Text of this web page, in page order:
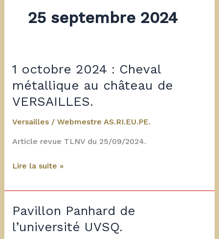
25 septembre 2024
1 octobre 2024 : Cheval
métallique au château de
VERSAILLES.
Versailles/ Webmestre AS.RI.EU.PE.
Article revue TLNV du 25/09/2024.
1
2024
Cheval
métallique
Lire la suite »
Pavillon Panhard de
l’université UVSQ.